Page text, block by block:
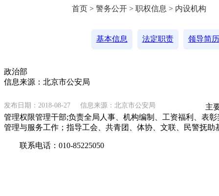
首页 > 警务公开 > 职权信息 > 内设机构
基本信息 法定职责 领导简历
政治部
信息来源：北京市公安局
发布日期：2018-08-27 信息来源：北京市公安局
主要
管理权限管理干部;负责全局人事、机构编制、工资福利、表
管理与服务工作；指导工会、共青团、体协、文联、民警抚助
联系电话：010-85225050